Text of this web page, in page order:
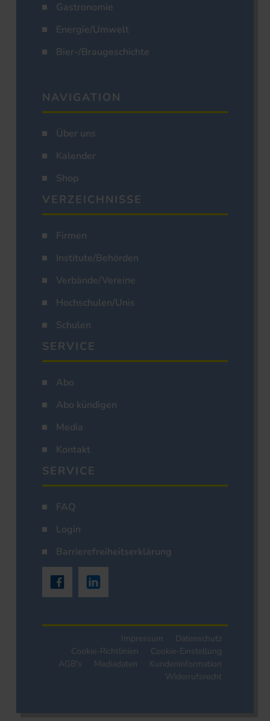
Gastronomie
Energie/Umwelt
Bier-/Braugeschichte
NAVIGATION
Über uns
Kalender
Shop
VERZEICHNISSE
Firmen
Institute/Behörden
Verbände/Vereine
Hochschulen/Unis
Schulen
SERVICE
Abo
Abo kündigen
Media
Kontakt
SERVICE
FAQ
Login
Barrierefreiheitserklärung
Impressum
Datenschutz
Cookie-Richtlinien
Cookie-Einstellung
AGB's
Mediadaten
Kundeninformation
Widerrufsrecht